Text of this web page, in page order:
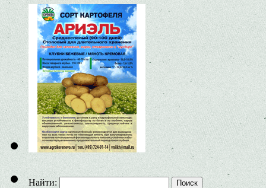
Найти: